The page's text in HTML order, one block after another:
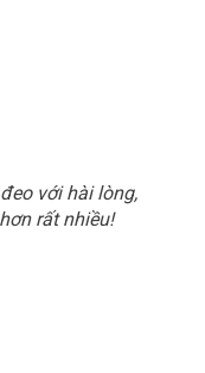
với hài lòng,
rất nhiều!